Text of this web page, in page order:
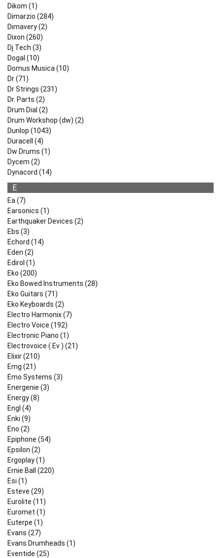
Dikom (1)
Dimarzio (284)
Dimavery (2)
Dixon (260)
Dj Tech (3)
Dogal (10)
Domus Musica (10)
Dr (71)
Dr Strings (231)
Dr. Parts (2)
Drum Dial (2)
Drum Workshop (dw) (2)
Dunlop (1043)
Duracell (4)
Dw Drums (1)
Dycem (2)
Dynacord (14)
E
Ea (7)
Earsonics (1)
Earthquaker Devices (2)
Ebs (3)
Echord (14)
Eden (2)
Edirol (1)
Eko (200)
Eko Bowed Instruments (28)
Eko Guitars (71)
Eko Keyboards (2)
Electro Harmonix (7)
Electro Voice (192)
Electronic Piano (1)
Electrovoice ( Ev ) (21)
Elixir (210)
Emg (21)
Emo Systems (3)
Energenie (3)
Energy (8)
Engl (4)
Enki (9)
Eno (2)
Epiphone (54)
Epsilon (2)
Ergoplay (1)
Ernie Ball (220)
Esi (1)
Esteve (29)
Eurolite (11)
Euromet (1)
Euterpe (1)
Evans (27)
Evans Drumheads (1)
Eventide (25)